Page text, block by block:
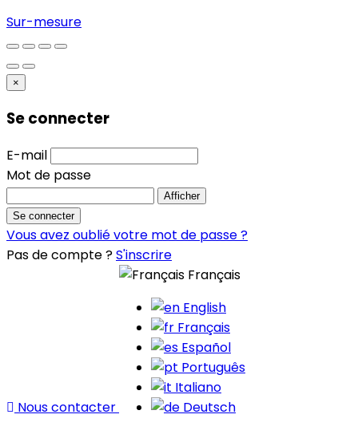
Sur-mesure
×
Se connecter
E-mail
Mot de passe
Afficher
Se connecter
Vous avez oublié votre mot de passe ?
Pas de compte ?S'inscrire
Nous contacter
Français
English
Français
Español
Português
Italiano
Deutsch